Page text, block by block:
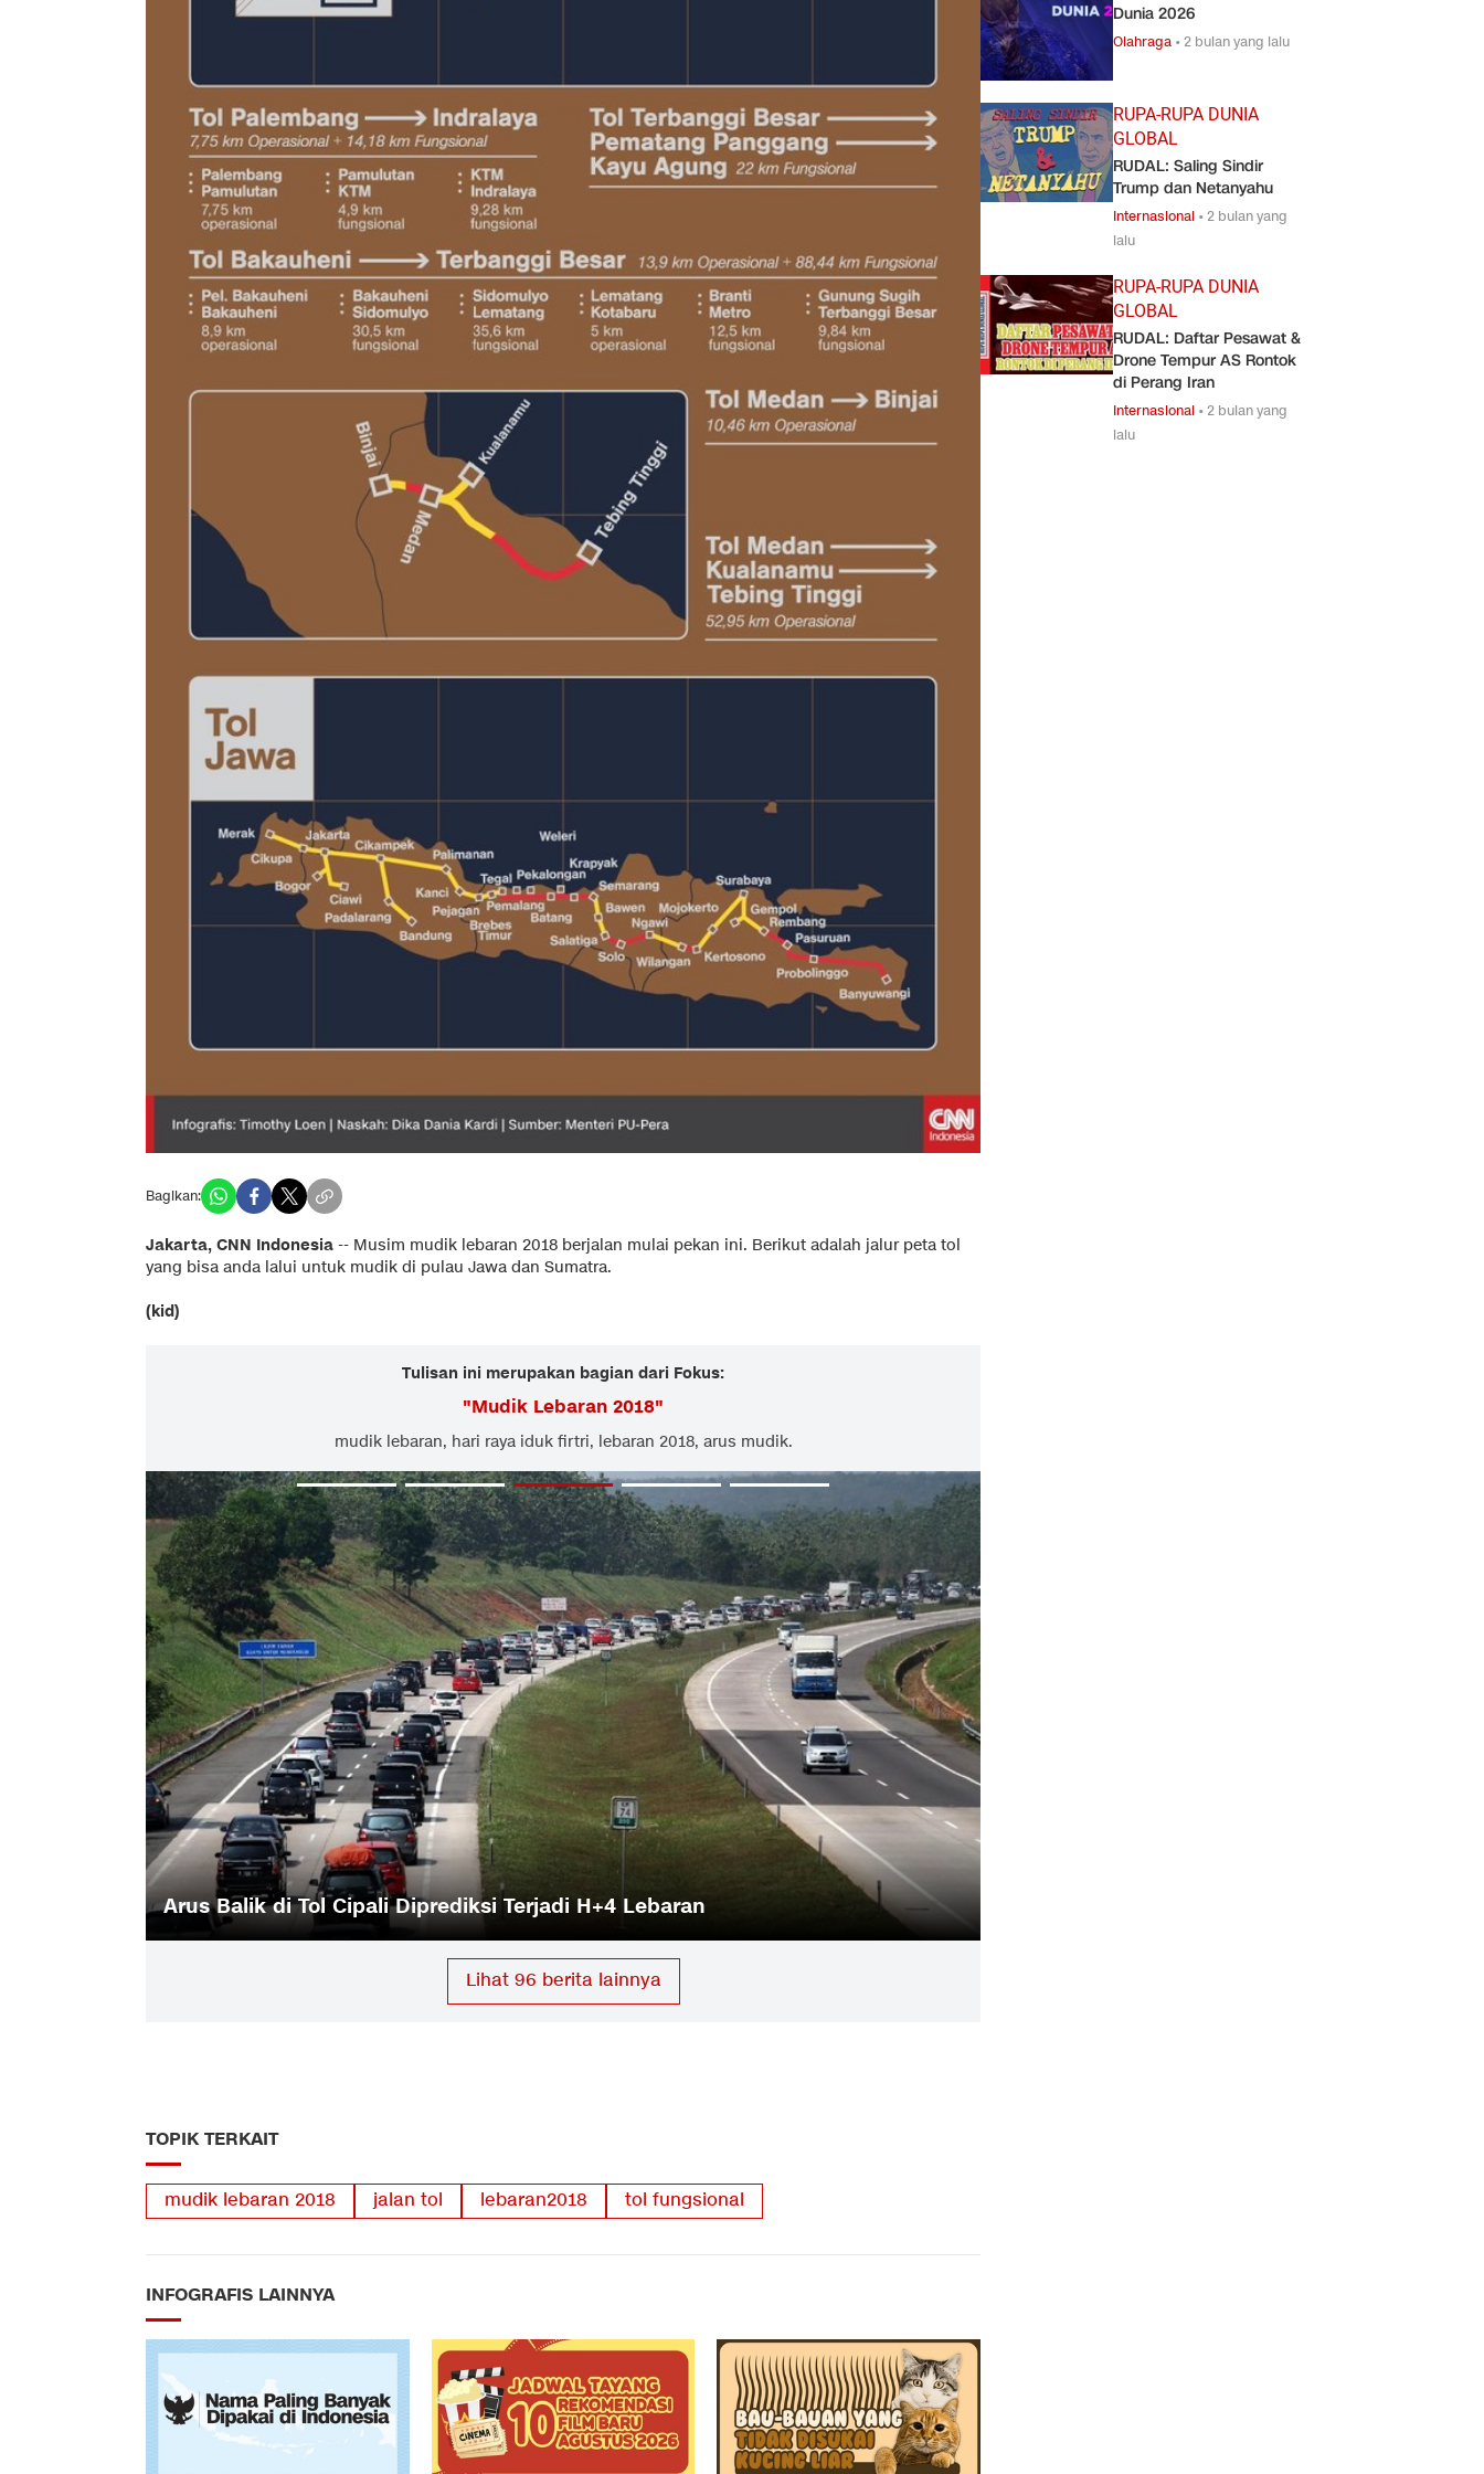
Bagikan:
Jakarta, CNN Indonesia -- Musim mudik lebaran 2018 berjalan mulai pekan ini. Berikut adalah jalur peta tol
yang bisa anda lalui untuk mudik di pulau Jawa dan Sumatra.
(kid)
Tulisan ini merupakan bagian dari Fokus:
"Mudik Lebaran 2018"
mudik lebaran, hari raya iduk firtri, lebaran 2018, arus mudik.
Arus Balik di Tol Cipali Diprediksi Terjadi H+4 Lebaran
Lihat 96 berita lainnya
TOPIK TERKAIT
mudik lebaran 2018 jalan tol lebaran2018 tol fungsional
INFOGRAFIS LAINNYA
Dunia 2026
Olahraga •2 bulan yang lalu
RUPA-RUPA DUNIA
GLOBAL
RUDAL: Saling Sindir
Trump dan Netanyahu
Internasional •2 bulan yang
lalu
RUPA-RUPA DUNIA
GLOBAL
RUDAL: Daftar Pesawat &
Drone Tempur AS Rontok
di Perang Iran
Internasional •2 bulan yang
lalu